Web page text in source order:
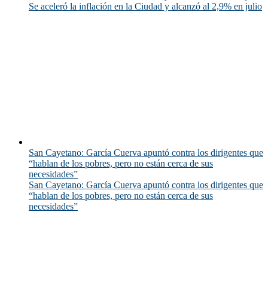
Se aceleró la inflación en la Ciudad y alcanzó al 2,9% en julio
San Cayetano: García Cuerva apuntó contra los dirigentes que
“hablan de los pobres, pero no están cerca de sus
necesidades”
San Cayetano: García Cuerva apuntó contra los dirigentes que
“hablan de los pobres, pero no están cerca de sus
necesidades”